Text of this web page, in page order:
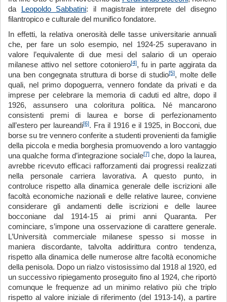
da
Leopoldo Sabbatini: il magistrale interprete del disegno
filantropico e culturale del munifico fondatore.
In effetti, la relativa onerosità delle tasse universitarie annuali
che, per fare un solo esempio, nel 1924-25 superavano in
valore l’equivalente di due mesi del salario di un operaio
milanese attivo nel settore cotoniero[4], fu in parte aggirata da
una ben congegnata struttura di borse di studio[5], molte delle
quali, nel primo dopoguerra, vennero fondate da privati e da
imprese per celebrare la memoria di caduti ed altre, dopo il
1926, assunsero una coloritura politica. Né mancarono
consistenti premi di laurea e borse di perfezionamento
all’estero per laureandi[6]. Fra il 1916 e il 1925, in Bocconi, due
borse su tre vennero conferite a studenti provenienti da famiglie
della piccola e media borghesia promuovendo a loro vantaggio
una qualche forma d’integrazione sociale[7]che, dopo la laurea,
avrebbe ricevuto efficaci rafforzamenti dai progressi realizzati
nella personale carriera lavorativa. A questo punto, in
controluce rispetto alla dinamica generale delle iscrizioni alle
facoltà economiche nazionali e delle relative lauree, conviene
considerare gli andamenti delle iscrizioni e delle lauree
bocconiane dal 1914-15 ai primi anni Quaranta. Per
cominciare, s’impone una osservazione di carattere generale.
L’Università commerciale milanese spesso si mosse in
maniera discordante, talvolta addirittura contro tendenza,
rispetto alla dinamica delle numerose altre facoltà economiche
della penisola. Dopo un rialzo vistosissimo dal 1918 al 1920, ed
un successivo ripiegamento proseguito fino al 1924, che riportò
comunque le frequenze ad un minimo relativo più che triplo
rispetto al valore iniziale di riferimento (del 1913-14), a partire